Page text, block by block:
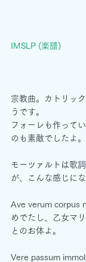
IMSLP (楽譜)
宗教曲。カトリッ
うです。
フォーレも作って
のも素敵でしたよ。
モーツァルトは歌
が、こんな感じに
Ave verum corpus
めでたし、乙女マ
とのお体よ。
Vere passum